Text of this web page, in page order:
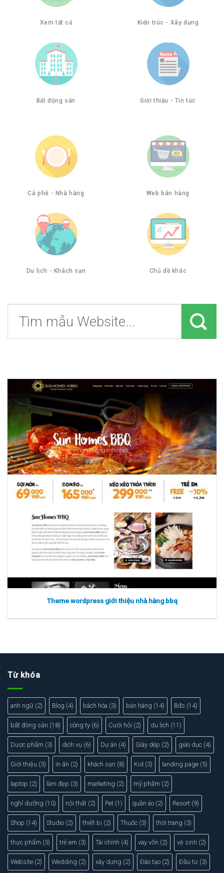
Xem tất cả Kiến trúc - Xây dựng
Bất động sản Giới thiệu - Tin tức
Cà phê - Nhà hàng Web bán hàng
Du lịch - Khách sạn Chủ đề khác
kiếm:
Theme wordpress giới thiệu nhà hàng bbq
Từ khóa
anh ngữ (2) Blog (4) bách hóa (3) bán hàng (14) Bđs (14)
bất động sản (18) công ty (6) Cưới hỏi (2) du lịch (11)
Dược phẩm (3) dịch vụ (6) Dự án (4) Giày dép (2) giáo dục (4)
Giới thiệu (3) in ấn (2) khách sạn (8) Kid (3) landing page (5)
laptop (2) làm đẹp (3) marketing (2) mỹ phẩm (2)
nghỉ dưỡng (10) nội thất (2) Pet (1) quần áo (2) Resort (9)
Shop (14) Studio (2) thiết bị (2) Thuốc (3) thời trang (3)
thực phẩm (3) trẻ em (3) Tài chính (4) vay vốn (2) vệ sinh (2)
Website (2) Wedding (2) xây dựng (2) Đào tạo (2) Đầu tư (3)